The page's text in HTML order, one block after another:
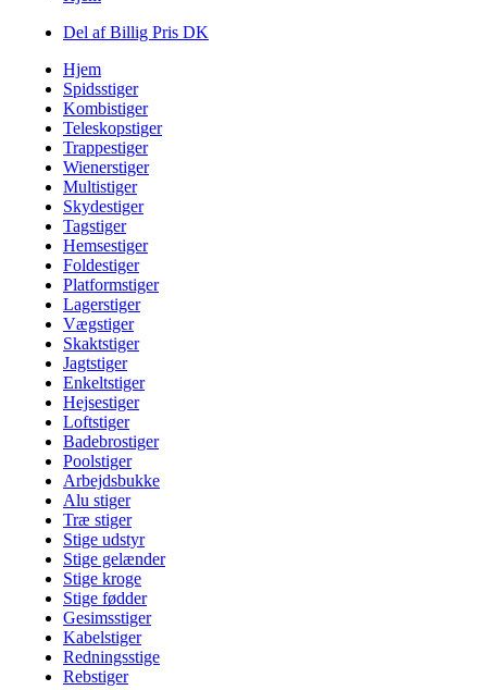
Del af Billig Pris DK
Hjem
Spidsstiger
Kombistiger
Teleskopstiger
Trappestiger
Wienerstiger
Multistiger
Skydestiger
Tagstiger
Hemsestiger
Foldestiger
Platformstiger
Lagerstiger
Vægstiger
Skaktstiger
Jagtstiger
Enkeltstiger
Hejsestiger
Loftstiger
Badebrostiger
Poolstiger
Arbejdsbukke
Alu stiger
Træ stiger
Stige udstyr
Stige gelænder
Stige kroge
Stige fødder
Gesimsstiger
Kabelstiger
Redningsstige
Rebstiger